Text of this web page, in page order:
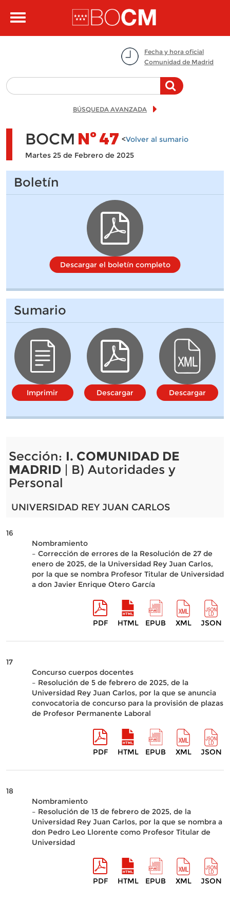
Toggle
Fecha y hora oficial
Comunidad de Madrid
BÚSQUEDA AVANZADA
BOCM Nº47 <Volver al sumario
Martes 25 de Febrero de 2025
Boletín
Descargar el boletín completo
Sumario
Imprimir Descargar Descargar
Sección: I. COMUNIDAD DE
MADRID| B) Autoridades y
Personal
UNIVERSIDAD REY JUAN CARLOS
16
Nombramiento
– Corrección de errores de la Resolución de 27 de
enero de 2025, de la Universidad Rey Juan Carlos,
por la que se nombra Profesor Titular de Universidad
a don Javier Enrique Otero García
PDF HTML EPUB XML JSON
17
Concurso cuerpos docentes
– Resolución de 5 de febrero de 2025, de la
Universidad Rey Juan Carlos, por la que se anuncia
convocatoria de concurso para la provisión de plazas
de Profesor Permanente Laboral
PDF HTML EPUB XML JSON
18
Nombramiento
– Resolución de 13 de febrero de 2025, de la
Universidad Rey Juan Carlos, por la que se nombra a
don Pedro Leo Llorente como Profesor Titular de
Universidad
PDF HTML EPUB XML JSON